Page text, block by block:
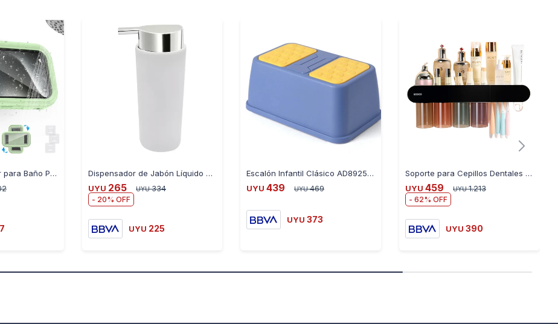
Estuche de Celular para Baño PH-1 Dispensador de Jabón Líquido 500ML
UYU 265 UYU 334
20
UYU 225
Escalón Infantil Clásico AD8925 - AZUL
UYU 439 UYU 469
UYU 373
Soporte para Cepillos Dentales Ecoco
UYU 459 UYU 1.213
62
UYU 390